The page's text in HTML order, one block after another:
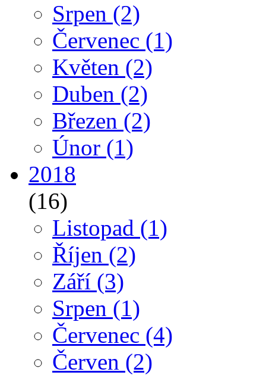
Srpen (2)
Červenec (1)
Květen (2)
Duben (2)
Březen (2)
Únor (1)
2018
(16)
Listopad (1)
Říjen (2)
Září (3)
Srpen (1)
Červenec (4)
Červen (2)